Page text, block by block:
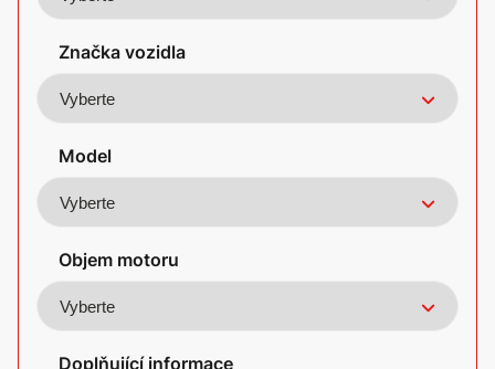
Americké vozy
Značka vozidla
Model
Objem motoru
Doplňující informace